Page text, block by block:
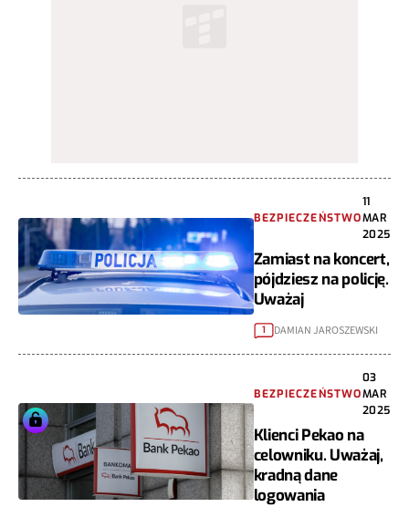
BEZPIECZEŃSTWO
11
MAR
2025
Zamiast na koncert,
pójdziesz na policję.
Uważaj
1 DAMIAN JAROSZEWSKI
BEZPIECZEŃSTWO
03
MAR
2025
Klienci Pekao na
celowniku. Uważaj,
kradną dane
logowania